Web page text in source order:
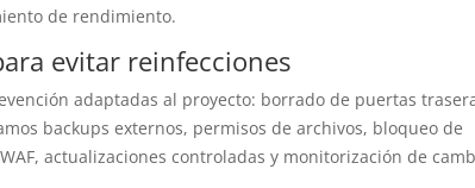
de rendimiento.
evitar reinfecciones
adaptadas al proyecto: borrado de puertas
backups externos, permisos de archivos, bloqueo de
actualizaciones controladas y monitorización de